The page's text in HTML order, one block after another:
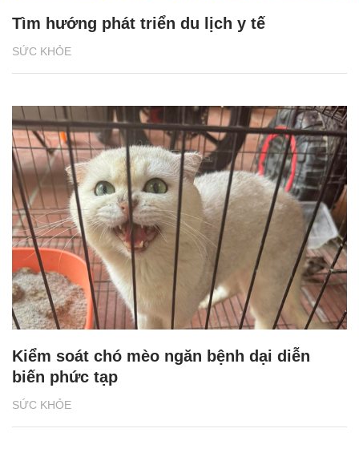
SỨC KHỎE
Tìm hướng phát triển du lịch y tế
SỨC KHỎE
Kiểm soát chó mèo ngăn bệnh dại diễn
biến phức tạp